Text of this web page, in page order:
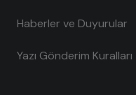
Haberler ve Duyurular
Yazı Gönderim Kuralları